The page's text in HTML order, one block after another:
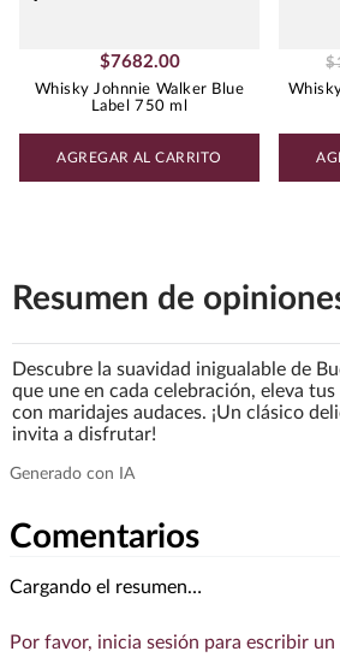
$7682.00
Whisky Johnnie Walker Blue
Label 750 ml
AGREGAR AL CARRITO
$
Resumen de
Descubre la suavidad inigualable de
que une en cada celebración, eleva
con maridajes audaces. ¡Un clásico
invita a disfrutar!
Comentarios
Cargando el resumen…
Por favor, inicia sesión para escribir